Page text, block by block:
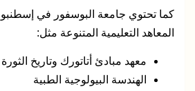
كما تحتوي جامعة البوسفور في
المعاهد التعليمية المتنوعة مثل:
معهد مبادئ أتاتورك وتاريخ الثورة
الهندسة البيولوجية الطبية